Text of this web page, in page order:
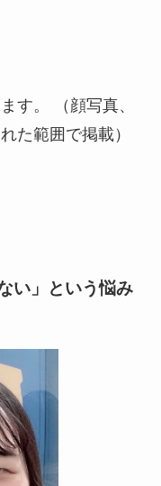
す。 （顔写真、
た範囲で掲載）
い」という悩み